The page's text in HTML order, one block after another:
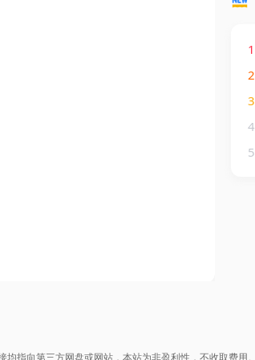
1
2
3
4
5
指向第三方网盘或网站，本站为非盈利性，不收取费用。